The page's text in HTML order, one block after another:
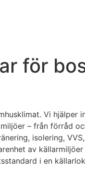
för
Vi hjälper
– från förråd
isolering,
av
i en